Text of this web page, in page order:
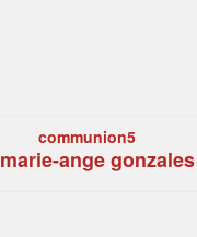
communion5
marie-ange gonzales